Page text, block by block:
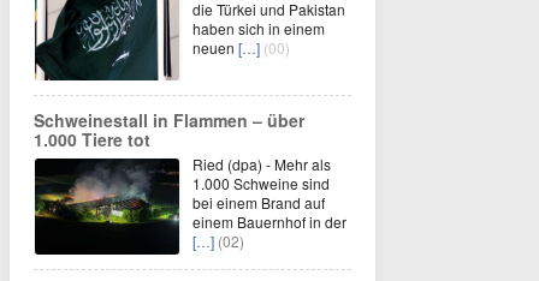
die Türkei und Pakistan
haben sich in einem
neuen […] (00)
Schweinestall in Flammen – über
1.000 Tiere tot
Ried (dpa) - Mehr als
1.000 Schweine sind
bei einem Brand auf
einem Bauernhof in der
[…] (02)